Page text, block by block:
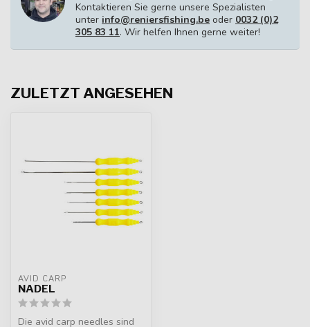
Kontaktieren Sie gerne unsere Spezialisten
unter info@reniersfishing.be oder 0032 (0)2
305 83 11. Wir helfen Ihnen gerne weiter!
ZULETZT ANGESEHEN
AVID CARP
NADEL
Die avid carp needles sind